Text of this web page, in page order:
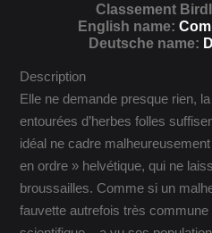
Classement
English name:
Deutsche name:
Description
Elle ne demande presque rien,
entourées d’herbes folles
idéal ne cadre
en ordre » helvétique, qui ne
broussailles. Comme si un
fauvette autrefois très commune